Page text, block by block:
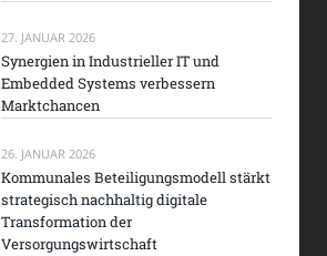
27. JANUAR 2026
Synergien in Industrieller IT und
Embedded Systems verbessern
Marktchancen
26. JANUAR 2026
Kommunales Beteiligungsmodell stärkt
strategisch nachhaltig digitale
Transformation der
Versorgungswirtschaft